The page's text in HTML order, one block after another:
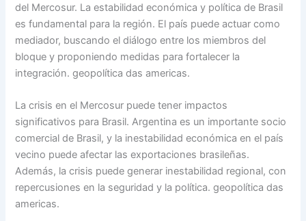
del Mercosur. La estabilidad económica y política de Brasil
es fundamental para la región. El país puede actuar como
mediador, buscando el diálogo entre los miembros del
bloque y proponiendo medidas para fortalecer la
integración. geopolítica das americas.
La crisis en el Mercosur puede tener impactos
significativos para Brasil. Argentina es un importante socio
comercial de Brasil, y la inestabilidad económica en el país
vecino puede afectar las exportaciones brasileñas.
Además, la crisis puede generar inestabilidad regional, con
repercusiones en la seguridad y la política. geopolítica das
americas.